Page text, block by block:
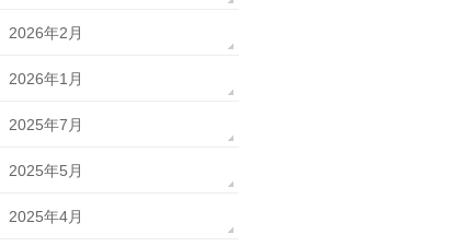
2026年2月
2026年1月
2025年7月
2025年5月
2025年4月